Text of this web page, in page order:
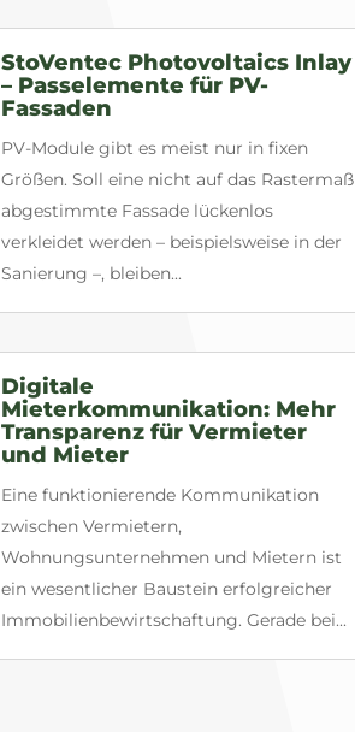
StoVentec Photovoltaics Inlay
– Passelemente für PV-
Fassaden
PV-Module gibt es meist nur in fixen
Größen. Soll eine nicht auf das Rastermaß
abgestimmte Fassade lückenlos
verkleidet werden – beispielsweise in der
Sanierung –, bleiben...
Digitale
Mieterkommunikation: Mehr
Transparenz für Vermieter
und Mieter
Eine funktionierende Kommunikation
zwischen Vermietern,
Wohnungsunternehmen und Mietern ist
ein wesentlicher Baustein erfolgreicher
Immobilienbewirtschaftung. Gerade bei...